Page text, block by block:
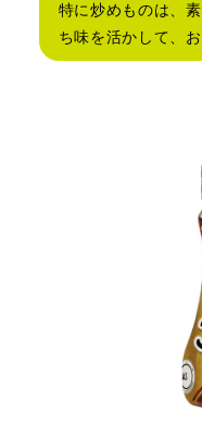
特に炒めものは、
ち味を活かして、